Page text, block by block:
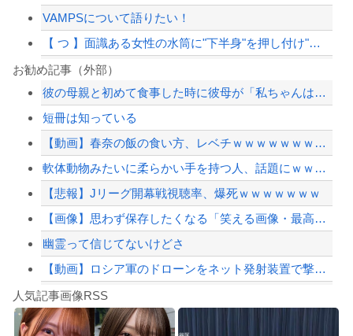
VAMPSについて語りたい！
【 つ 】面識ある女性の水筒に"下半身"を押し付け"使用不能"にした疑い 66歳...
滝沢秀明社長、熊本入り示唆「男手が必要。時間を見つけて行きたい」
【最近】冷たい空調服ってやつが出てるらしくめっちゃ欲しい
【配信者】「金バエ」のSNS更新が1週間途絶え、様々な憶測が飛び交う。1週間ぶり...
Powered by livedoor 相互RSS
お勧め記事（外部）
彼の母親と初めて食事した時に彼母が「私ちゃんは結婚したら仕事辞める予定なんですっ...
短冊は知っている
【動画】春奈の飯の食い方、レベチｗｗｗｗｗｗｗｗｗｗｗｗｗｗｗｗｗｗｗｗｗｗｗｗ
軟体動物みたいに柔らかい手を持つ人、話題にｗｗｗｗ「脳が理解を拒む」「ミギー」
【悲報】Jリーグ開幕戦視聴率、爆死ｗｗｗｗｗｗｗ
【画像】思わず保存したくなる「笑える画像・最高な画像」貼っていけｗｗｗｗｗ
幽霊って信じてないけどさ
【動画】ロシア軍のドローンをネット発射装置で撃墜するウクライナ。
人気記事画像RSS